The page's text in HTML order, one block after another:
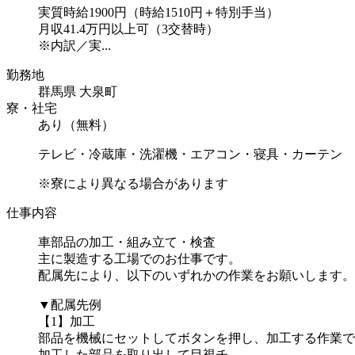
実質時給1900円（時給1510円＋特別手当）
月収41.4万円以上可（3交替時）
※内訳／実...
勤務地
群馬県 大泉町
寮・社宅
あり（無料）
テレビ・冷蔵庫・洗濯機・エアコン・寝具・カーテン
※寮により異なる場合があります
仕事内容
車部品の加工・組み立て・検査
主に製造する工場でのお仕事です。
配属先により、以下のいずれかの作業をお願いします。
▼配属先例
【1】加工
部品を機械にセットしてボタンを押し、加工する作業